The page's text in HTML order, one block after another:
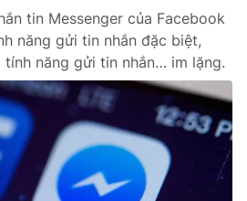
931 - 024.38 355 932
024.66 897 897
tin Messenger của Facebook
năng gửi tin nhắn đặc biệt,
năng gửi tin nhắn… im lặng.